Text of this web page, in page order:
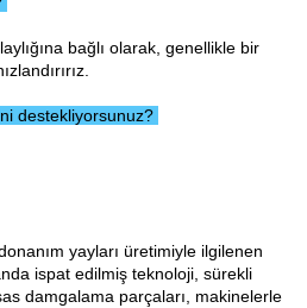
bağlı olarak, genellikle bir
destekliyorsunuz?
yayları üretimiyle ilgilenen
ispat edilmiş teknoloji, sürekli
damgalama parçaları, makinelerle